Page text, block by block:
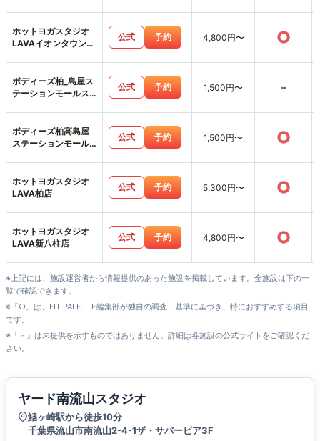
ホットヨガスタジオ
LAVAイオンタウン吉
公式 予約 4,800円〜 ○
ボディーズ柏_島屋ス
テーションモールス
公式 予約 1,500円〜 -
ボディーズ柏高島屋
ステーションモール
公式 予約 1,500円〜 ○
ホットヨガスタジオ
LAVA柏店
公式 予約 5,300円〜 ○
ホットヨガスタジオ
LAVA新八柱店
公式 予約 4,800円〜 ○
※上記には、施設運営者から情報提供のあった施設を掲載しています。全施設は下の一
覧で確認できます。
※「○」は、FIT PALETTE編集部が独自の調査・基準に基づき、特におすすめする項目
です。
※「－」は未提供を示すものではありません。詳細は各施設の公式サイトをご確認くだ
さい。
ヤード南流山スタジオ
鰭ヶ崎駅から徒歩10分
千葉県流山市南流山2-4-1ザ・サバービア3F